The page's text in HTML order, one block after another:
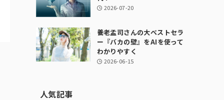
2026-07-20
養老孟司さんの大ベストセラ
ー『バカの壁』をAIを使って
わかりやすく
2026-06-15
人気記事